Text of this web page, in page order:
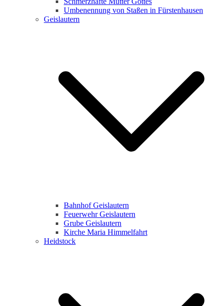
Umbenennung von Staßen in Fürstenhausen
Geislautern
Bahnhof Geislautern
Feuerwehr Geislautern
Grube Geislautern
Kirche Maria Himmelfahrt
Heidstock